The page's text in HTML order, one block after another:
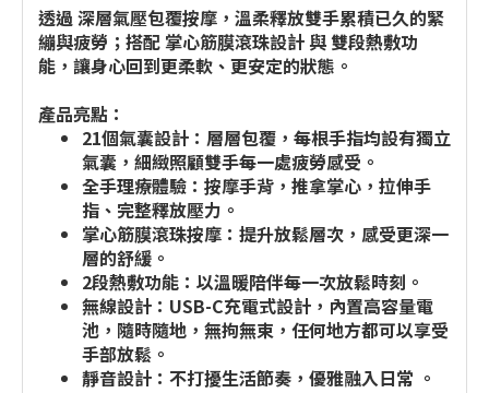
透過 深層氣壓包覆按摩，溫柔釋放雙手累積已久的緊
繃與疲勞；搭配 掌心筋膜滾珠設計 與 雙段熱敷功
能，讓身心回到更柔軟、更安定的狀態。
產品亮點：
21個氣囊設計：層層包覆，每根手指均設有獨立
氣囊，細緻照顧雙手每一處疲勞感受。
全手理療體驗：按摩手背，推拿掌心，拉伸手
指、完整釋放壓力。
掌心筋膜滾珠按摩：提升放鬆層次，感受更深一
層的舒緩。
2段熱敷功能：以溫暖陪伴每一次放鬆時刻。
無線設計：USB-C充電式設計，內置高容量電
池，隨時隨地，無拘無束，任何地方都可以享受
手部放鬆。
靜音設計：不打擾生活節奏，優雅融入日常 。